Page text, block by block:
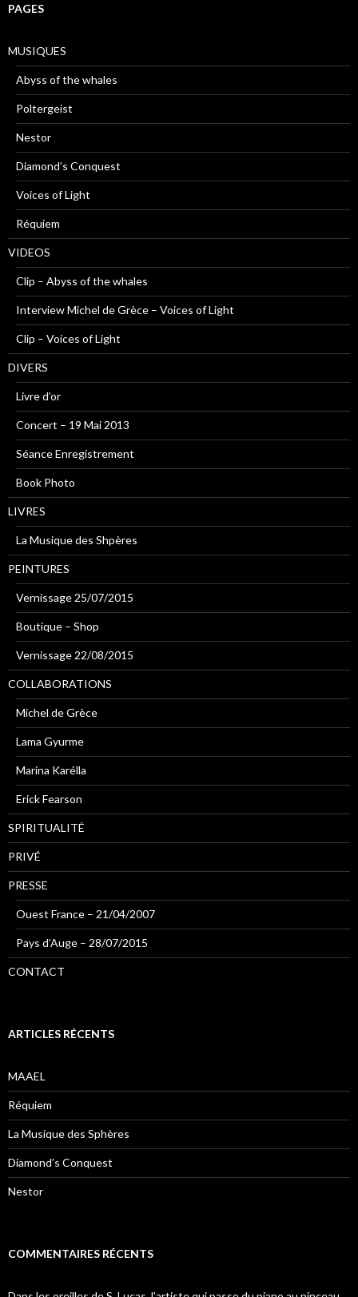
PAGES
MUSIQUES
Abyss of the whales
Poltergeist
Nestor
Diamond’s Conquest
Voices of Light
Réquiem
VIDEOS
Clip – Abyss of the whales
Interview Michel de Grèce – Voices of Light
Clip – Voices of Light
DIVERS
Livre d’or
Concert – 19 Mai 2013
Séance Enregistrement
Book Photo
LIVRES
La Musique des Shpères
PEINTURES
Vernissage 25/07/2015
Boutique – Shop
Vernissage 22/08/2015
COLLABORATIONS
Michel de Grèce
Lama Gyurme
Marína Karélla
Erick Fearson
SPIRITUALITÉ
PRIVÉ
PRESSE
Ouest France – 21/04/2007
Pays d’Auge – 28/07/2015
CONTACT
ARTICLES RÉCENTS
MAAEL
Réquiem
La Musique des Sphères
Diamond’s Conquest
Nestor
COMMENTAIRES RÉCENTS